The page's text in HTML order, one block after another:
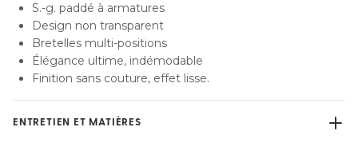
S.-g. paddé à armatures
Design non transparent
Bretelles multi-positions
Élégance ultime, indémodable
Finition sans couture, effet lisse.
ENTRETIEN ET MATIÈRES